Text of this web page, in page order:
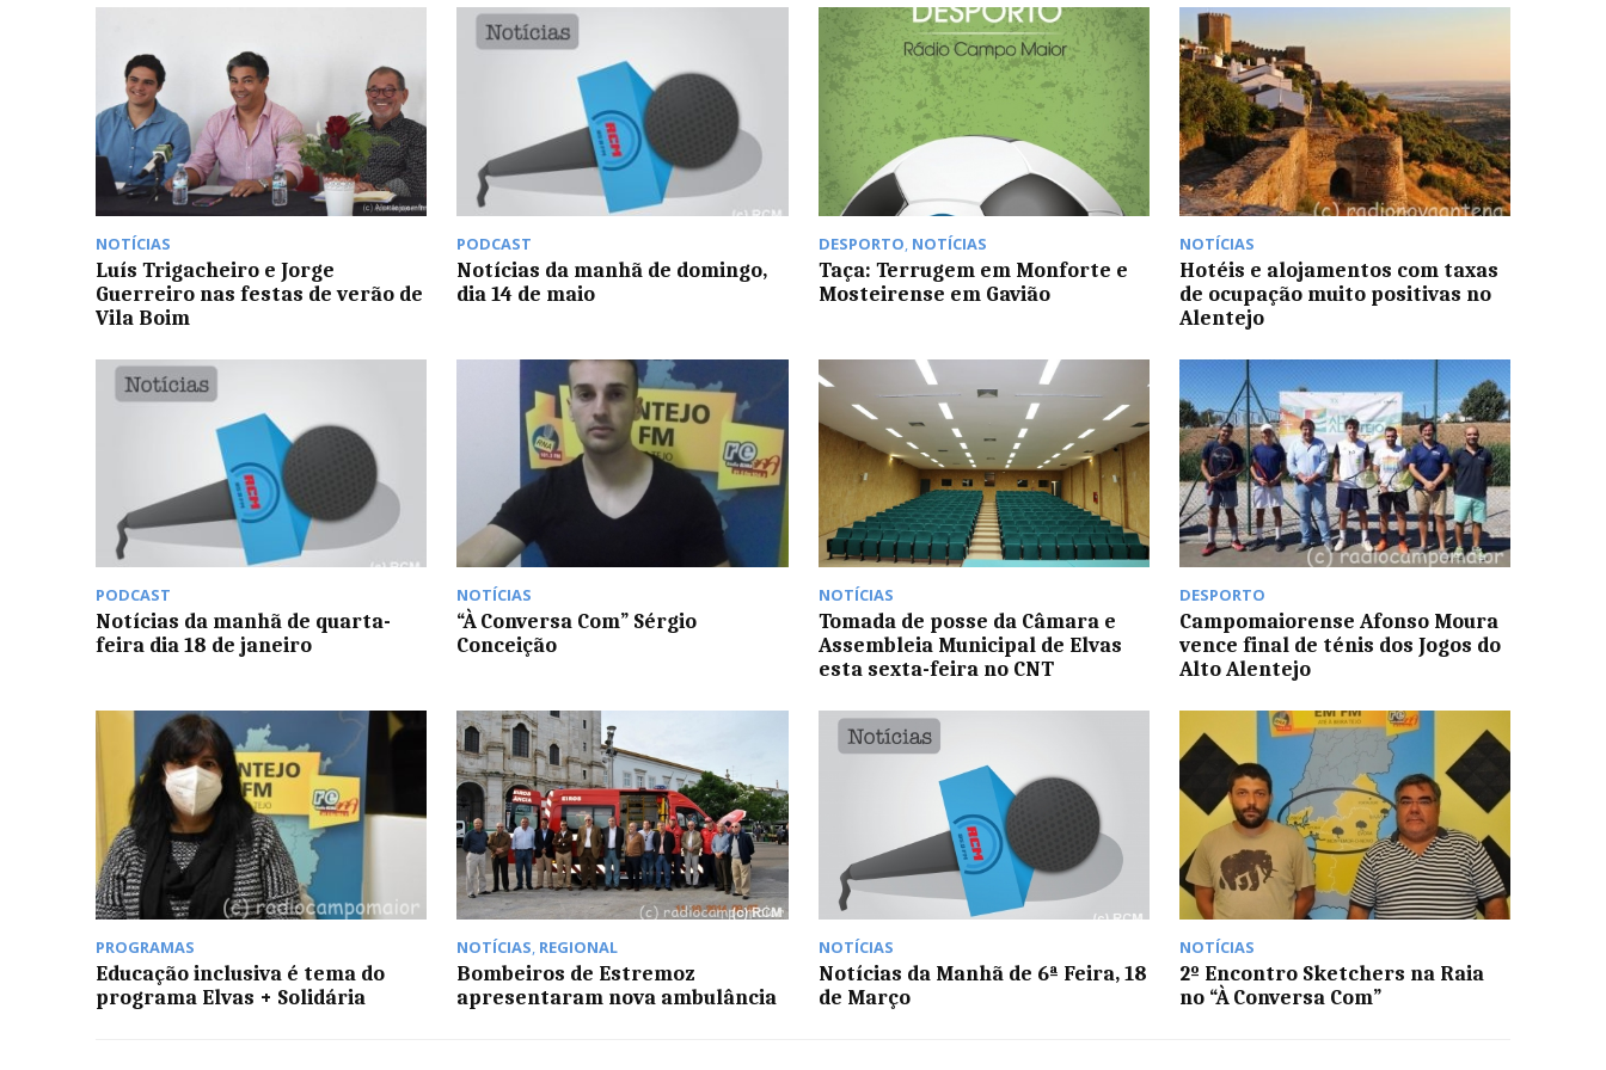
NOTÍCIAS
Luís Trigacheiro e Jorge
Guerreiro nas festas de verão de
Vila Boim
PODCAST
Notícias da manhã de domingo,
dia 14 de maio
DESPORTO, NOTÍCIAS
Taça: Terrugem em Monforte e
Mosteirense em Gavião
NOTÍCIAS
Hotéis e alojamentos com taxas
de ocupação muito positivas no
Alentejo
PODCAST
Notícias da manhã de quarta-
feira dia 18 de janeiro
NOTÍCIAS
“À Conversa Com” Sérgio
Conceição
NOTÍCIAS
Tomada de posse da Câmara e
Assembleia Municipal de Elvas
esta sexta-feira no CNT
DESPORTO
Campomaiorense Afonso Moura
vence final de ténis dos Jogos do
Alto Alentejo
PROGRAMAS
Educação inclusiva é tema do
programa Elvas + Solidária
NOTÍCIAS, REGIONAL
Bombeiros de Estremoz
apresentaram nova ambulância
NOTÍCIAS
Notícias da Manhã de 6ª Feira, 18
de Março
NOTÍCIAS
2º Encontro Sketchers na Raia
no “À Conversa Com”